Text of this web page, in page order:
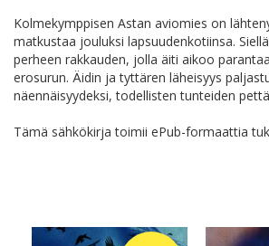
Kolmekymppisen Astan aviomies on
matkustaa jouluksi lapsuudenkotiinsa.
perheen rakkauden, jolla äiti aikoo
erosurun. Äidin ja tyttären läheisyys
näennäisyydeksi, todellisten tunteiden
Tämä sähkökirja toimii ePub-formaattia